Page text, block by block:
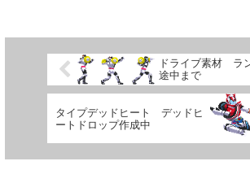
ドライブ素材 ラ
途中まで
タイプデッドヒート デッドヒ
ートドロップ作成中